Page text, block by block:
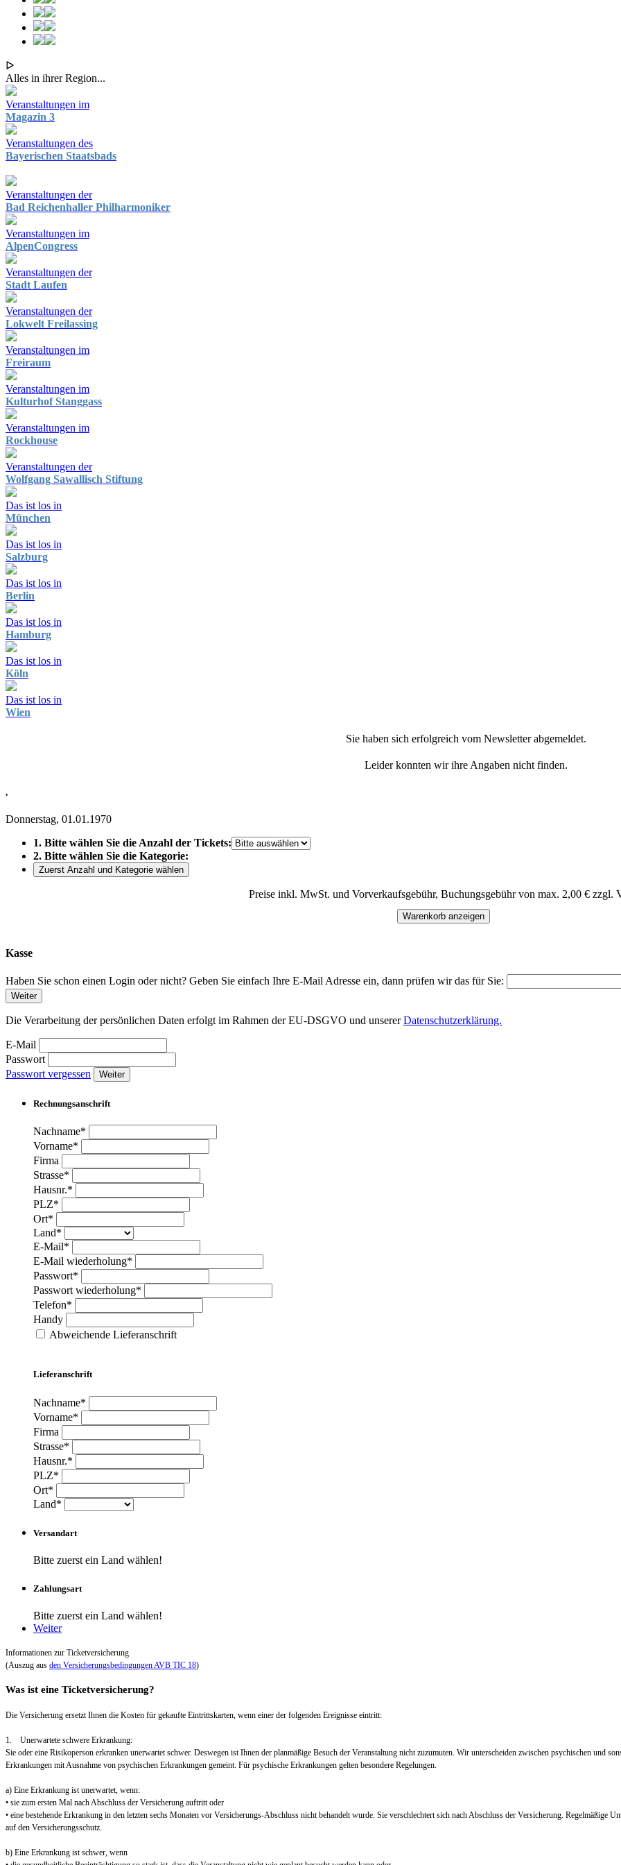
ᐅ
Alles in ihrer Region...
Veranstaltungen im
Magazin 3
Veranstaltungen des
Bayerischen Staatsbads
Veranstaltungen der
Bad Reichenhaller Philharmoniker
Veranstaltungen im
AlpenCongress
Veranstaltungen der
Stadt Laufen
Veranstaltungen der
Lokwelt Freilassing
Veranstaltungen im
Freiraum
Veranstaltungen im
Kulturhof Stanggass
Veranstaltungen im
Rockhouse
Veranstaltungen der
Wolfgang Sawallisch Stiftung
Das ist los in
München
Das ist los in
Salzburg
Das ist los in
Berlin
Das ist los in
Hamburg
Das ist los in
Köln
Das ist los in
Wien
Sie haben sich erfolgreich vom Newsletter abgemeldet.
Leider konnten wir ihre Angaben nicht finden.
,
Donnerstag, 01.01.1970
1. Bitte wählen Sie die Anzahl der Tickets:
2. Bitte wählen Sie die Kategorie:
Zuerst Anzahl und Kategorie wählen
Preise inkl. MwSt. und Vorverkaufsgebühr, Buchungsgebühr von max. 2,00 € zzgl.
Warenkorb anzeigen
Kasse
Haben Sie schon einen Login oder nicht? Geben Sie einfach Ihre E-Mail Adresse ein, dann prüfen wir das für Sie:
Weiter
Die Verarbeitung der persönlichen Daten erfolgt im Rahmen der EU-DSGVO und unsererDatenschutzerklärung.
E-Mail
Passwort
Passwort vergessen
Weiter
Rechnungsanschrift
Nachname*
Vorname*
Firma
Strasse*
Hausnr.*
PLZ*
Ort*
Land*
E-Mail*
E-Mail wiederholung*
Passwort*
Passwort wiederholung*
Telefon*
Handy
Abweichende Lieferanschrift
Lieferanschrift
Nachname*
Vorname*
Firma
Strasse*
Hausnr.*
PLZ*
Ort*
Land*
Versandart
Bitte zuerst ein Land wählen!
Zahlungsart
Bitte zuerst ein Land wählen!
Weiter
Informationen zur Ticketversicherung
(Auszug aus den Versicherungsbedingungen AVB TIC 18)
Was ist eine Ticketversicherung?
Die Versicherung ersetzt Ihnen die Kosten für gekaufte Eintrittskarten, wenn einer der folgenden Ereignisse eintritt:
1. Unerwartete schwere Erkrankung:
Sie oder eine Risikoperson erkranken unerwartet schwer. Deswegen ist Ihnen der planmäßige Besuch der Veranstaltung nicht zuzumuten. Wir unterscheiden zwischen psychischen und
Erkrankungen mit Ausnahme von psychischen Erkrankungen gemeint. Für psychische Erkrankungen gelten besondere Regelungen.
a) Eine Erkrankung ist unerwartet, wenn:
• sie zum ersten Mal nach Abschluss der Versicherung auftritt oder
• eine bestehende Erkrankung in den letzten sechs Monaten vor Versicherungs-Abschluss nicht behandelt wurde. Sie verschlechtert sich nach Abschluss der Versicherung. Regelmäßige
auf den Versicherungsschutz.
b) Eine Erkrankung ist schwer, wenn